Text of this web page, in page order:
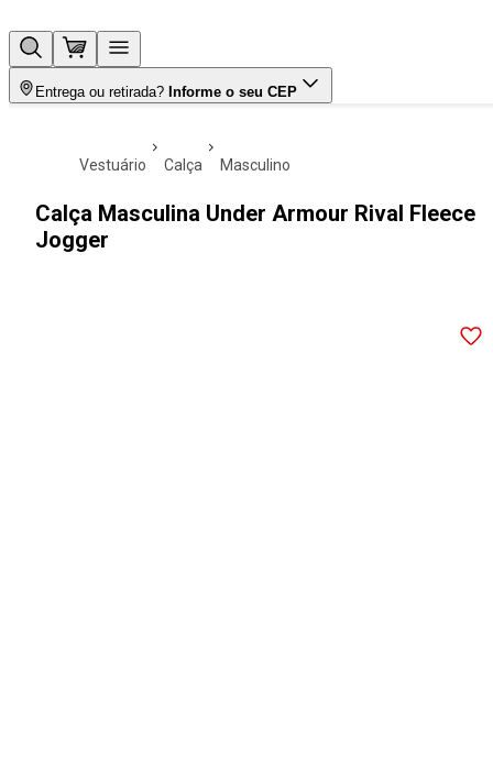
Entrega ou retirada? Informe o seu CEP
vestuário calça masculino
Calça Masculina Under Armour Rival Fleece
Jogger